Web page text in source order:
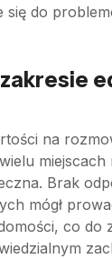
się do
na
miejscach
Brak
mógł
co do